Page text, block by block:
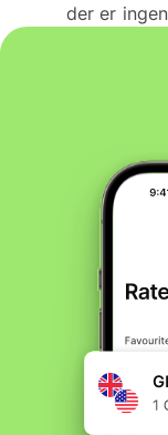
der er